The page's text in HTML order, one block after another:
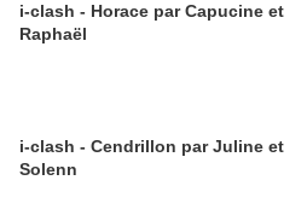
i-clash - Horace par Capucine et
Raphaël
i-clash - Cendrillon par Juline et
Solenn